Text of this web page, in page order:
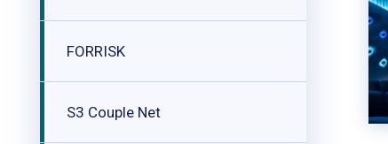
FORRISK
S3 Couple Net